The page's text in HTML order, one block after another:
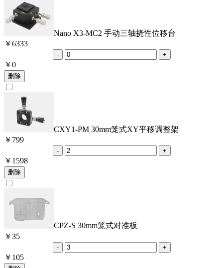
Nano X3-MC2 手动三轴挠性位移台
￥6333
￥0
CXY1-PM 30mm笼式XY平移调整架
￥ 799
￥ 1598
CPZ-S 30mm笼式对准板
￥35
￥ 105